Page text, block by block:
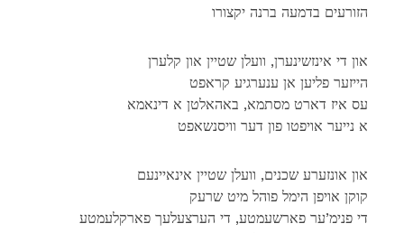
הזורעים בדמעה ברנה יקצורו
און די אינזשינערן, וועלן שטיין און קלערן
הייזער פליען אן ענערגיע קראפט
עס איז דארט מסתמא, באהאלטן א דינאמא
א נייער אויפטו פון דער וויסנשאפט
און אונזערע שכנים, וועלן שטיין אינאיינעם
קוקן אויפן הימל פוהל מיט שרעק
די פנימ’ער פארשעמטע, די הערצעלעך פארקלעמטע